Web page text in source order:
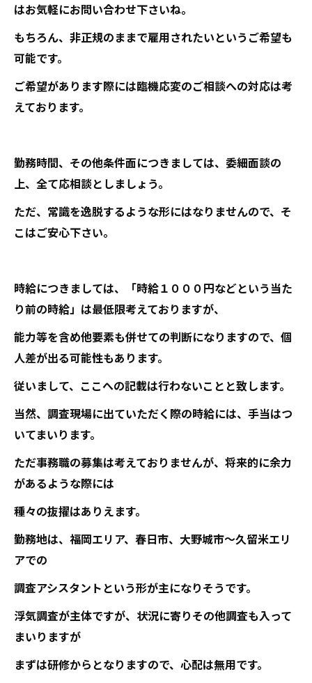
はお気軽にお問い合わせ下さいね。
もちろん、非正規のままで雇用されたいというご希望も
可能です。
ご希望があります際には臨機応変のご相談への対応は考
えております。
勤務時間、その他条件面につきましては、委細面談の
上、全て応相談としましょう。
ただ、常識を逸脱するような形にはなりませんので、そ
こはご安心下さい。
時給につきましては、「時給１０００円などという当た
り前の時給」は最低限考えておりますが、
能力等を含め他要素も併せての判断になりますので、個
人差が出る可能性もあります。
従いまして、ここへの記載は行わないことと致します。
当然、調査現場に出ていただく際の時給には、手当はつ
いてまいります。
ただ事務職の募集は考えておりませんが、将来的に余力
があるような際には
種々の抜擢はありえます。
勤務地は、福岡エリア、春日市、大野城市～久留米エリ
アでの
調査アシスタントという形が主になりそうです。
浮気調査が主体ですが、状況に寄りその他調査も入って
まいりますが
まずは研修からとなりますので、心配は無用です。